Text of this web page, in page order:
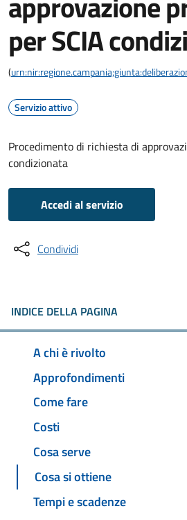
per SCIA
(
Servizio attivo
Procedimento di richiesta di
condizionata
Accedi al servizio
Condividi
INDICE DELLA PAGINA
A chi è rivolto
Approfondimenti
Come fare
Costi
Cosa serve
Cosa si ottiene
Tempi e scadenze